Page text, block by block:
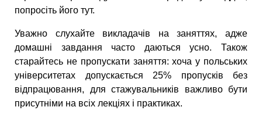
попросіть його тут.
Уважно слухайте викладачів на заняттях, адже
домашні завдання часто даються усно. Також
старайтесь не пропускати заняття: хоча у польських
університетах допускається 25% пропусків без
відпрацювання, для стажувальників важливо бути
присутніми на всіх лекціях і практиках.